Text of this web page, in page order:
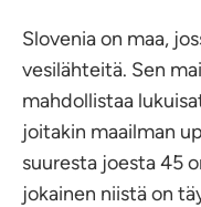
Slovenia on maa,
vesilähteitä. Sen
mahdollistaa
joitakin maailman
suuresta joesta 45
jokainen niistä on